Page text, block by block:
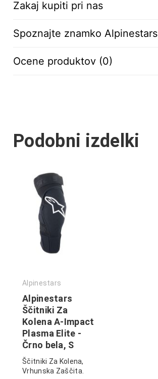
Zakaj kupiti pri nas
Spoznajte znamko Alpinestars
Ocene produktov (0)
Podobni izdelki
Alpinestars
Alpinestars
Ščitniki Za
Kolena A-Impact
Plasma Elite -
Črno bela, S
Ščitniki Za Kolena,
Vrhunska Zaščita.